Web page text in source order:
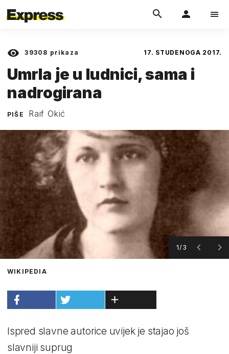
39308 prikaza 17. STUDENOGA 2017.
Umrla je u ludnici, sama i
nadrogirana
PIŠE Raif Okić
1/3
WIKIPEDIA
Ispred slavne autorice uvijek je stajao još
slavniji suprug